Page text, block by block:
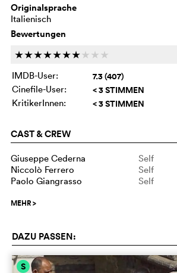
Originalsprache
Italienisch
Bewertungen
ccccccc c c c
IMDB-User:
7.3 (407)
Cinefile-User: < 3 STIMMEN
KritikerInnen: < 3 STIMMEN
CAST & CREW
Giuseppe Cederna
Self
Niccolò Ferrero
Self
Paolo Giangrasso
Self
MEHR>
DAZU PASSEN:
S